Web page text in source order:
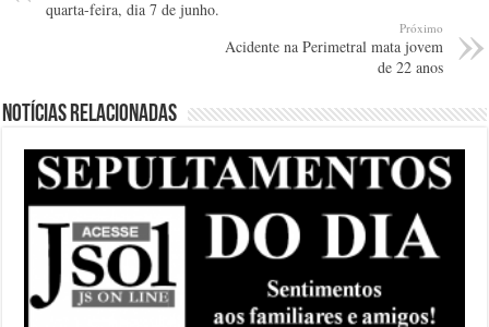
quarta-feira, dia 7 de junho.
Próximo
Acidente na Perimetral mata jovem
de 22 anos
Notícias relacionadas